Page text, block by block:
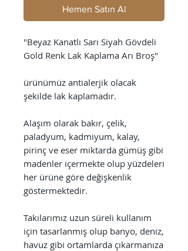
Hemen Satın Al
"Beyaz Kanatlı Sarı Siyah Gövdeli
Gold Renk Lak Kaplama Arı Broş"
ürünümüz antialerjik olacak
şekilde lak kaplamadır.
Alaşım olarak bakır, çelik,
paladyum, kadmiyum, kalay,
pirinç ve eser miktarda gümüş gibi
madenler içermekte olup yüzdeleri
her ürüne göre değişkenlik
göstermektedir.
Takılarımız uzun süreli kullanım
için tasarlanmış olup banyo, deniz,
havuz gibi ortamlarda çıkarmanıza